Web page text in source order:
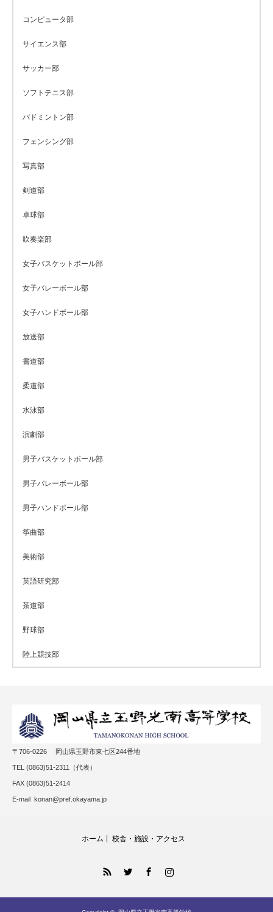
コンピュータ部
サイエンス部
サッカー部
ソフトテニス部
バドミントン部
フェンシング部
写真部
剣道部
卓球部
吹奏楽部
女子バスケットボール部
女子バレーボール部
女子ハンドボール部
放送部
書道部
柔道部
水泳部
演劇部
男子バスケットボール部
男子バレーボール部
男子ハンドボール部
筝曲部
美術部
英語研究部
茶道部
野球部
陸上競技部
〒706-0226 岡山県玉野市東七区244番地
TEL (0863)51-2311（代表）
FAX (0863)51-2414
E-mail konan@pref.okayama.jp
ホーム 校舎・施設・アクセス
FacebookInstagram